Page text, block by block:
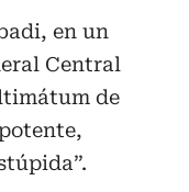
en un
Central
de